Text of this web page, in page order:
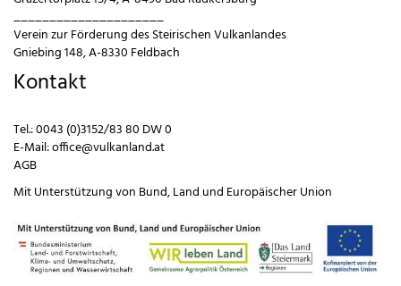
_____________________
Verein zur Förderung des Steirischen Vulkanlandes
Gniebing 148, A-8330 Feldbach
Kontakt
Tel.:0043 (0)3152/83 80 DW 0
E-Mail:office@vulkanland.at
AGB
Mit Unterstützung von Bund,Land und Europäischer Union